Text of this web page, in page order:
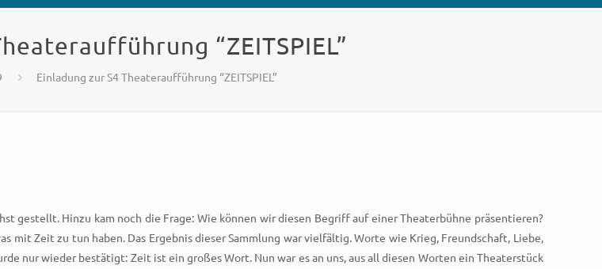
“ZEITSPIEL”
Einladung zur S4 Theateraufführung “ZEITSPIEL”
gestellt. Hinzu kam noch die Frage: Wie können wir diesen Begriff auf einer Theaterbühne präsentieren?
mit Zeit zu tun haben. Das Ergebnis dieser Sammlung war vielfältig. Worte wie Krieg, Freundschaft, Liebe,
nur wieder bestätigt: Zeit ist ein großes Wort. Nun war es an uns, aus all diesen Worten ein Theaterstück